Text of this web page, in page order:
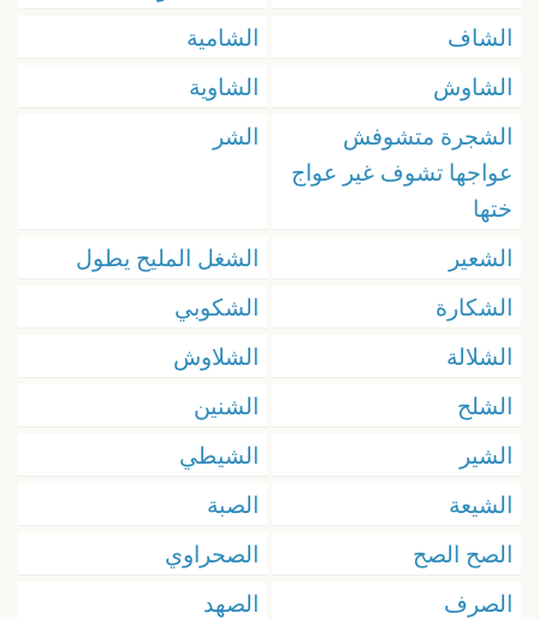
الشاف
الشامية
الشاوش
الشاوية
الشجرة متشوفش
عواجها تشوف غير عواج
ختها
الشر
الشعير
الشغل المليح يطول
الشكارة
الشكوبي
الشلالة
الشلاوش
الشلح
الشنين
الشير
الشيطي
الشيعة
الصبة
الصح الصح
الصحراوي
الصرف
الصهد